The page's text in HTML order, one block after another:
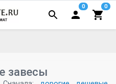
0 0
завесы